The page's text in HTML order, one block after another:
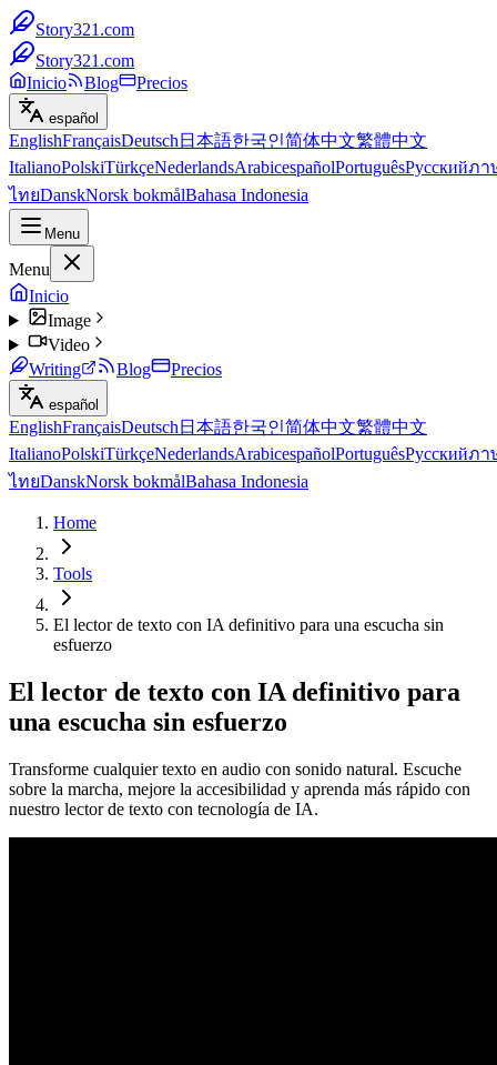
Story321.com
Story321.com
Inicio
Blog Precios
español
EnglishFrançaisDeutsch 日本語한국인简体中文繁體中文
ItalianoPolskiTürkçeNederlandsArabicespañolPortuguêsРусскийภา
ไทยDanskNorsk bokmålBahasa Indonesia
Menu
Menu
Inicio
Image
Video
Writing
Blog Precios
español
EnglishFrançaisDeutsch 日本語한국인简体中文繁體中文
ItalianoPolskiTürkçeNederlandsArabicespañolPortuguêsРусскийภา
ไทยDanskNorsk bokmålBahasa Indonesia
Home
Tools
El lector de texto con IA definitivo para una escucha sin
esfuerzo
El lector de texto con IA definitivo para
una escucha sin esfuerzo
Transforme cualquier texto en audio con sonido natural. Escuche
sobre la marcha, mejore la accesibilidad y aprenda más rápido con
nuestro lector de texto con tecnología de IA.